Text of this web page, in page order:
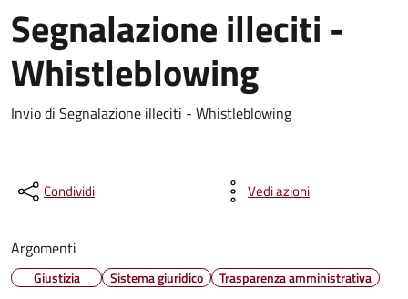
Segnalazione illeciti -
Whistleblowing
Invio di Segnalazione illeciti - Whistleblowing
Condividi Vedi azioni
Argomenti
Giustizia Sistema giuridico Trasparenza amministrativa